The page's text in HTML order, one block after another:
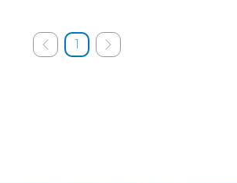
1